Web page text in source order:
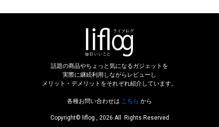
話題の商品やちょっと気になるガジェットを
実際に継続利用しながらレビューし
メリット・デメリットをそれぞれ紹介しています。
各種お問い合わせは こちら から
Copyright© liflog , 2026 All Rights Reserved